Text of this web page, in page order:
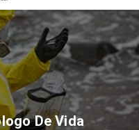
De Vida